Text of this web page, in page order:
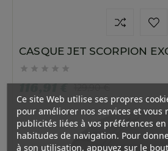
CASQUE JET SCORPION
    
116,91 €
Ce site Web utilise ses propres
pour améliorer nos services et vous
publicités liées à vos préférences
habitudes de navigation. Pour
à son utilisation, appuyez sur le